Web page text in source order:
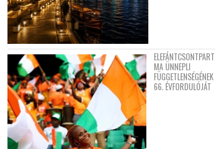
ELEFÁNTCSONTPART
MA ÜNNEPLI
FÜGGETLENSÉGÉNEK
66. ÉVFORDULÓJÁT